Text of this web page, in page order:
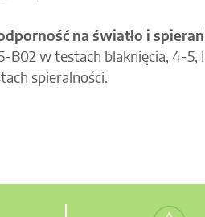
na światło i
B02 w testach blaknięcia, 4-5,
spieralności.